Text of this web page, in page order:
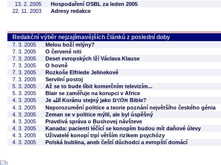
13. 2. 2005
Hospodaření OSBL za leden 2005
22. 11. 2003
Adresy redakce
Redakční výběr nejzajímavějších článků z poslední doby
7. 3. 2005
Melou boží mlýny?
7. 3. 2005
O červené niti
7. 3. 2005
Deset evropských lží Václava Klause
7. 3. 2005
O hovně
7. 3. 2005
Rozkoše Elfriede Jelinekové
7. 3. 2005
Servilní postoj
5. 3. 2005
Až se to bude líbit komerčním televizím...
5. 3. 2005
Blair se zaměřuje na korupci v Africe
4. 3. 2005
Je الله Koránu stejný jako אלהים Bible?
4. 3. 2005
Neporozumění politice a teorie poznání největšího českého génia
4. 3. 2005
Zeman se v politice mýlil, ale byl úspěšný
4. 3. 2005
Pravdivá správa o Bushovej návšteve
4. 3. 2005
Kanada: pacienti léčící se konopím budou mít daňové úlevy
4. 3. 2005
Uživatelé konopí trpí větším rizikem psychózy
4. 3. 2005
Polská bublina, aneb čeští důchodci a evropští domácí